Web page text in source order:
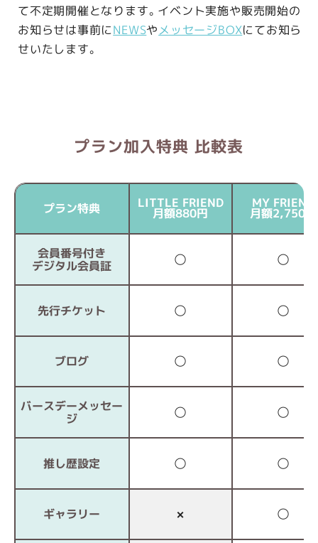
て不定期開催となります。イベント実施や販売開始の
お知らせは事前にNEWSやメッセージBOXにてお知ら
せいたします。
プラン加入特典 比較表
プラン特典 LITTLE FRIEND
月額880円
MY FRIEND
月額2,750
会員番号付き
デジタル会員証
◯ ◯
先行チケット ◯ ◯
ブログ ◯ ◯
バースデーメッセー
ジ
◯ ◯
推し歴設定 ◯ ◯
ギャラリー × ◯